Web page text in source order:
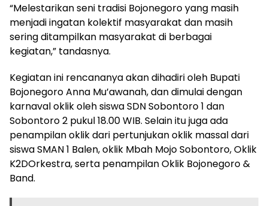
“Melestarikan seni tradisi Bojonegoro yang masih
menjadi ingatan kolektif masyarakat dan masih
sering ditampilkan masyarakat di berbagai
kegiatan,” tandasnya.
Kegiatan ini rencananya akan dihadiri oleh Bupati
Bojonegoro Anna Mu’awanah, dan dimulai dengan
karnaval oklik oleh siswa SDN Sobontoro 1 dan
Sobontoro 2 pukul 18.00 WIB. Selain itu juga ada
penampilan oklik dari pertunjukan oklik massal dari
siswa SMAN 1 Balen, oklik Mbah Mojo Sobontoro, Oklik
K2DOrkestra, serta penampilan Oklik Bojonegoro &
Band.